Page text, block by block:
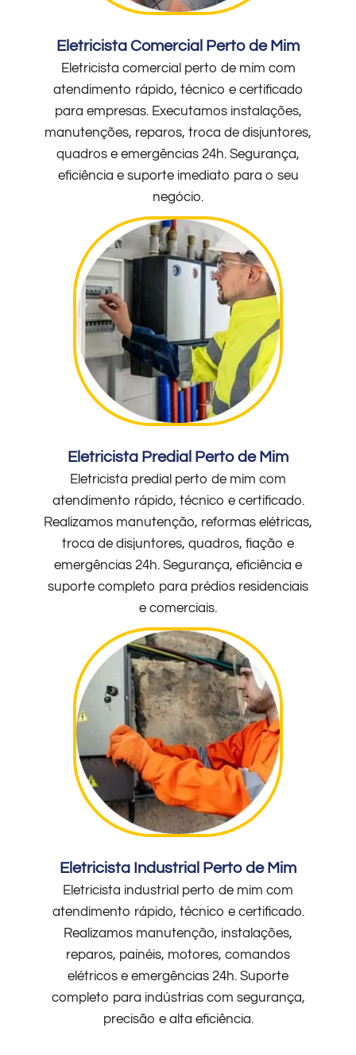
Eletricista Comercial Perto de Mim
Eletricista comercial perto de mim com
atendimento rápido, técnico e certificado
para empresas. Executamos instalações,
manutenções, reparos, troca de disjuntores,
quadros e emergências 24h. Segurança,
eficiência e suporte imediato para o seu
negócio.
Eletricista Predial Perto de Mim
Eletricista predial perto de mim com
atendimento rápido, técnico e certificado.
Realizamos manutenção, reformas elétricas,
troca de disjuntores, quadros, fiação e
emergências 24h. Segurança, eficiência e
suporte completo para prédios residenciais
e comerciais.
Eletricista Industrial Perto de Mim
Eletricista industrial perto de mim com
atendimento rápido, técnico e certificado.
Realizamos manutenção, instalações,
reparos, painéis, motores, comandos
elétricos e emergências 24h. Suporte
completo para indústrias com segurança,
precisão e alta eficiência.